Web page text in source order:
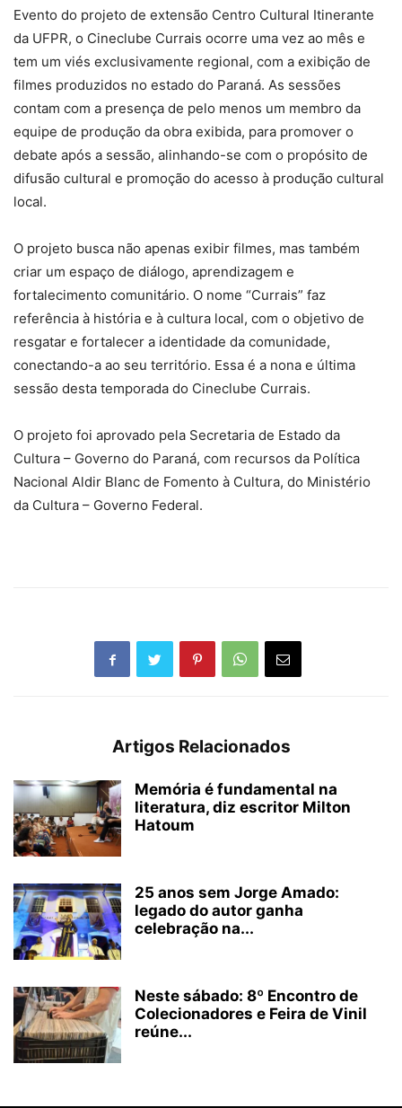
Evento do projeto de extensão Centro Cultural Itinerante
da UFPR, o Cineclube Currais ocorre uma vez ao mês e
tem um viés exclusivamente regional, com a exibição de
filmes produzidos no estado do Paraná. As sessões
contam com a presença de pelo menos um membro da
equipe de produção da obra exibida, para promover o
debate após a sessão, alinhando-se com o propósito de
difusão cultural e promoção do acesso à produção cultural
local.
O projeto busca não apenas exibir filmes, mas também
criar um espaço de diálogo, aprendizagem e
fortalecimento comunitário. O nome “Currais” faz
referência à história e à cultura local, com o objetivo de
resgatar e fortalecer a identidade da comunidade,
conectando-a ao seu território. Essa é a nona e última
sessão desta temporada do Cineclube Currais.
O projeto foi aprovado pela Secretaria de Estado da
Cultura – Governo do Paraná, com recursos da Política
Nacional Aldir Blanc de Fomento à Cultura, do Ministério
da Cultura – Governo Federal.
Artigos Relacionados
Memória é fundamental na
literatura, diz escritor Milton
Hatoum
25 anos sem Jorge Amado:
legado do autor ganha
celebração na...
Neste sábado: 8º Encontro de
Colecionadores e Feira de Vinil
reúne...